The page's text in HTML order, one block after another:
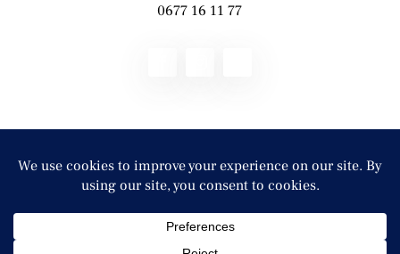
0677 16 11 77
POLJOPRIVREDNO GAZDINSTVO ĐURĐEVIĆ,
KOMORANE COPYRIGHT © 2024